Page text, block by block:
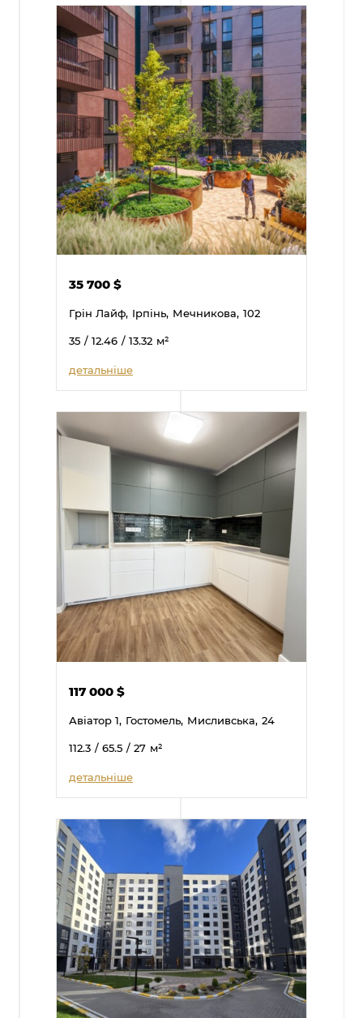
35 700$
Грін Лайф, Ірпінь, Мечникова, 102
35 / 12.46 / 13.32 м²
детальніше
117 000$
Авіатор 1, Гостомель, Мисливська, 24
112.3 / 65.5 / 27 м²
детальніше